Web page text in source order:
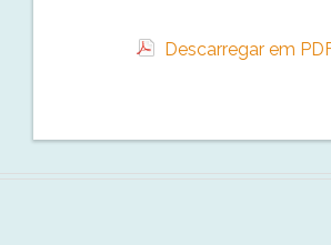
Descarregar em